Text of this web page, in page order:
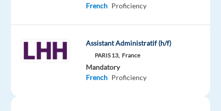
Business
developer
French Proficiency
Assistant Administratif (h/f)
PARIS 13, France
Mandatory
French Proficiency